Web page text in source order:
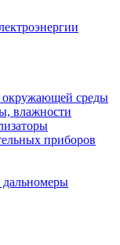
окружающей среды
влажности
приборов
дальномеры